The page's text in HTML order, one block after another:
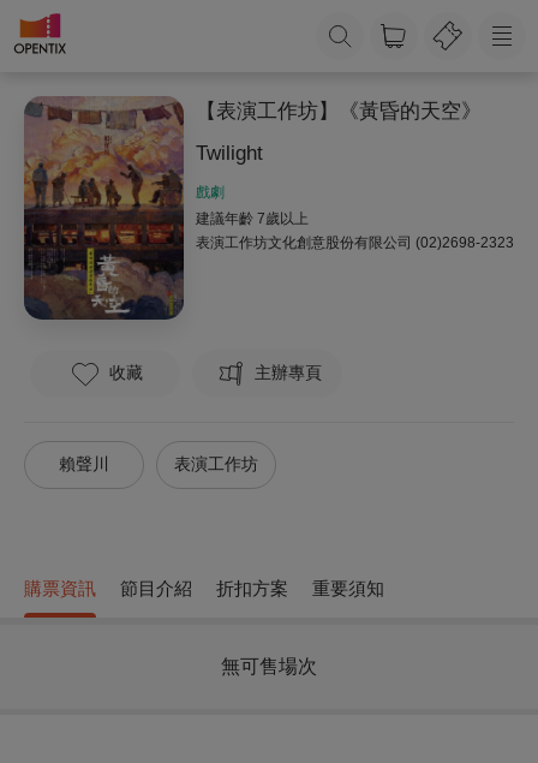
【表演工作坊】《黃昏的天空》
Twilight
戲劇
建議年齡 7歲以上
表演工作坊文化創意股份有限公司 (02)2698-2323
收藏 主辦專頁
賴聲川 表演工作坊
購票資訊 節目介紹 折扣方案 重要須知
無可售場次